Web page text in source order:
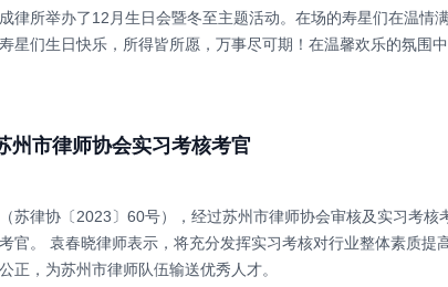
律所举办了12月生日会暨冬至主题活动。在场的寿星们在温情
星们生日快乐，所得皆所愿，万事尽可期！在温馨欢乐的氛围
州市律师协会实习考核考官
苏律协〔2023〕60号），经过苏州市律师协会审核及实习考
官。 袁春晓律师表示，将充分发挥实习考核对行业整体素质
正，为苏州市律师队伍输送优秀人才。